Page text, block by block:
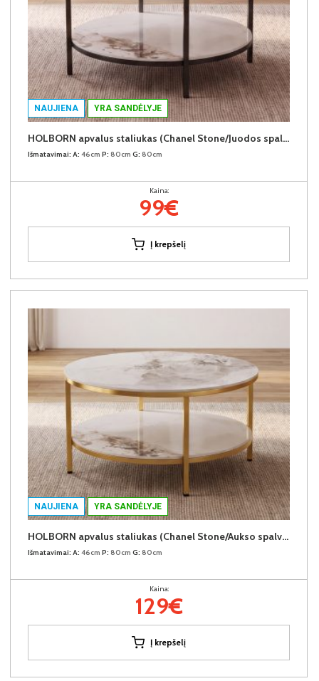
NAUJIENA YRA SANDĖLYJE
HOLBORN apvalus staliukas (Chanel Stone/Juodos spalvos kojos)
Išmatavimai: A: 46cm P: 80cm G: 80cm
Kaina:
99€
Į krepšelį
NAUJIENA YRA SANDĖLYJE
HOLBORN apvalus staliukas (Chanel Stone/Aukso spalvos kojos)
Išmatavimai: A: 46cm P: 80cm G: 80cm
Kaina:
129€
Į krepšelį